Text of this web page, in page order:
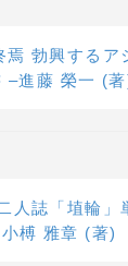
焉 勃興するア
–進藤 榮一 (著
人誌「埴輪」
榑 雅章 (著)